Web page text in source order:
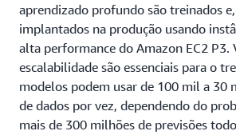
aprendizado profundo são treinados
implantados na produção usando
alta performance do Amazon EC2 P3.
escalabilidade são essenciais para o
modelos podem usar de 100 mil a 30
de dados por vez, dependendo do
mais de 300 milhões de previsões